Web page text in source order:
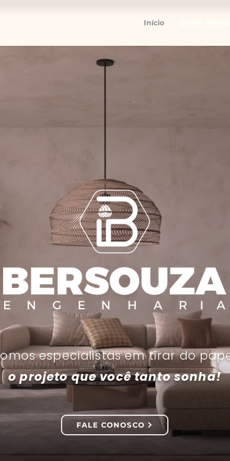
Início
especialistas em tirar do
o projeto que você tanto sonha!
FALE CONOSCO